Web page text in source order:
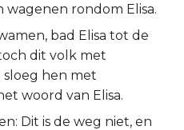
rondom Elisa.
bad Elisa tot de
dit volk met
sloeg hen met
woord van Elisa.
Dit is de weg niet, en